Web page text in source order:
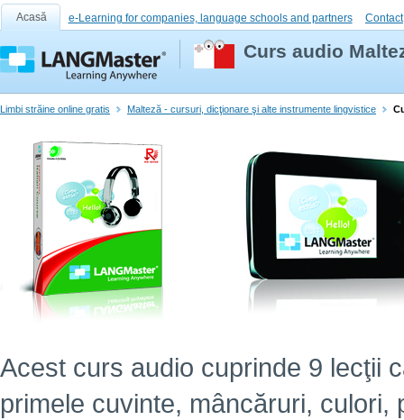
Acasă e-Learning for companies, language schools and partners Contact
Curs audio
Limbi străine online gratis Malteză - cursuri, dicţionare şi alte instrumente lingvistice
Acest curs audio cuprinde 9 lecţii
primele cuvinte, mâncăruri,